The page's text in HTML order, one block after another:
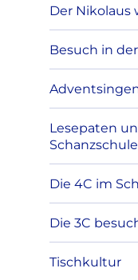
Der Nikolaus
Besuch in
Lesepaten
Schanzschule
Die 4C im
Die 3C
Tischkultur